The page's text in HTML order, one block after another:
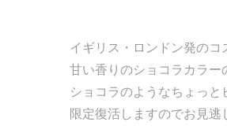
イギリス・ロンドン発のコ
甘い香りのショコラカラー
ショコラのようなちょっ
限定復活しますのでお見